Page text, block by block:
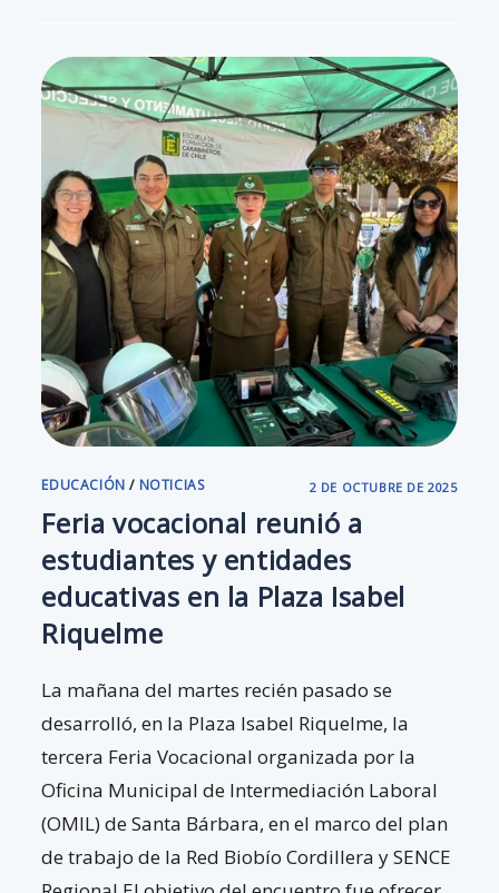
EDUCACIÓN / NOTICIAS
Feria vocacional reunió a
estudiantes y entidades
educativas en la Plaza Isabel
Riquelme
La mañana del martes recién pasado se
desarrolló, en la Plaza Isabel Riquelme, la
tercera Feria Vocacional organizada por la
Oficina Municipal de Intermediación Laboral
(OMIL) de Santa Bárbara, en el marco del plan
de trabajo de la Red Biobío Cordillera y SENCE
2 DE OCTUBRE DE 2025